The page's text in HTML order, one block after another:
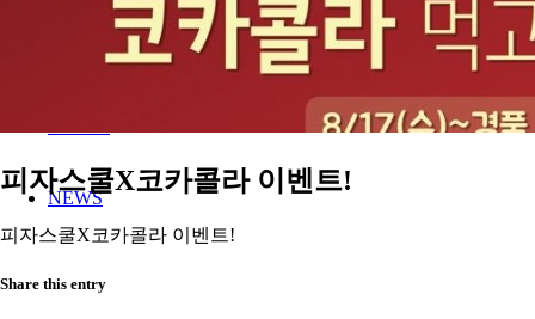
MENU
NEWS
피자스쿨X코카콜라 이벤트!
피자스쿨X코카콜라 이벤트!
Share this entry